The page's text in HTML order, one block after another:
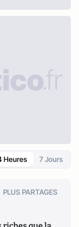
Heures 7 Jours
PLUS PARTAGES